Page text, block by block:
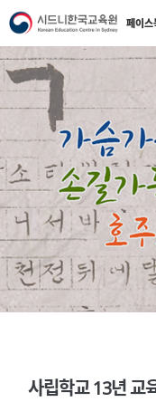
페이스
사립학교 13년 교